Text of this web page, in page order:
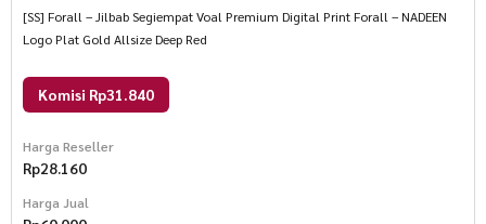
[SS] Forall – Jilbab Segiempat Voal Premium Digital Print Forall – NADEEN
Logo Plat Gold Allsize Deep Red
Komisi Rp31.840
Harga Reseller
Rp28.160
Harga Jual